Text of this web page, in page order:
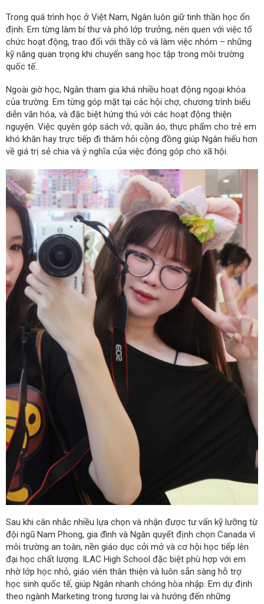
Trong quá trình học ở Việt Nam, Ngân luôn giữ tinh thần học ổn
định. Em từng làm bí thư và phó lớp trưởng, nên quen với việc tổ
chức hoạt động, trao đổi với thầy cô và làm việc nhóm – những
kỹ năng quan trọng khi chuyển sang học tập trong môi trường
quốc tế.
Ngoài giờ học, Ngân tham gia khá nhiều hoạt động ngoại khóa
của trường. Em từng góp mặt tại các hội chợ, chương trình biểu
diễn văn hóa, và đặc biệt hứng thú với các hoạt động thiện
nguyện. Việc quyên góp sách vở, quần áo, thực phẩm cho trẻ em
khó khăn hay trực tiếp đi thăm hỏi cộng đồng giúp Ngân hiểu hơn
về giá trị sẻ chia và ý nghĩa của việc đóng góp cho xã hội.
Sau khi cân nhắc nhiều lựa chọn và nhận được tư vấn kỹ lưỡng từ
đội ngũ Nam Phong, gia đình và Ngân quyết định chọn Canada vì
môi trường an toàn, nền giáo dục cởi mở và cơ hội học tiếp lên
đại học chất lượng. ILAC High School đặc biệt phù hợp với em
nhờ lớp học nhỏ, giáo viên thân thiện và luôn sẵn sàng hỗ trợ
học sinh quốc tế, giúp Ngân nhanh chóng hòa nhập. Em dự định
theo ngành Marketing trong tương lai và hướng đến những